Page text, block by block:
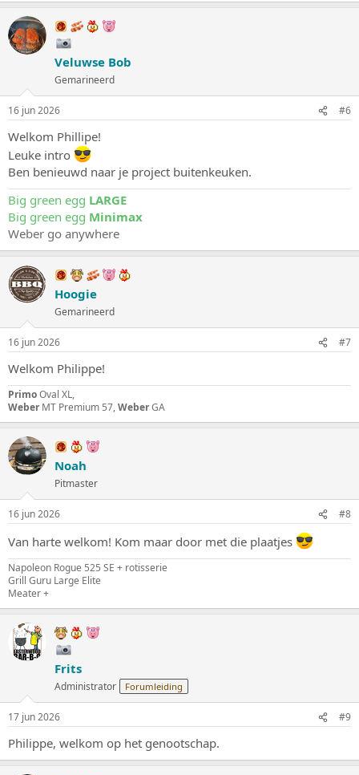
Veluwse Bob
Gemarineerd
16 jun 2026 #6
Welkom Phillipe!
Leuke intro
Ben benieuwd naar je project buitenkeuken.
Big green egg LARGE
Big green egg Minimax
Weber go anywhere
Hoogie
Gemarineerd
16 jun 2026 #7
Welkom Philippe!
PrimoOval XL,
Weber MT Premium 57,WeberGA
Noah
Pitmaster
16 jun 2026 #8
Van harte welkom! Kom maar door met die plaatjes
Napoleon Rogue 525 SE + rotisserie
Grill Guru Large Elite
Meater +
Frits
Administrator Forumleiding
17 jun 2026 #9
Philippe, welkom op het genootschap.